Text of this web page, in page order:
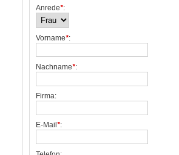
Anrede*:
Vorname*:
Nachname*:
Firma:
E-Mail *: